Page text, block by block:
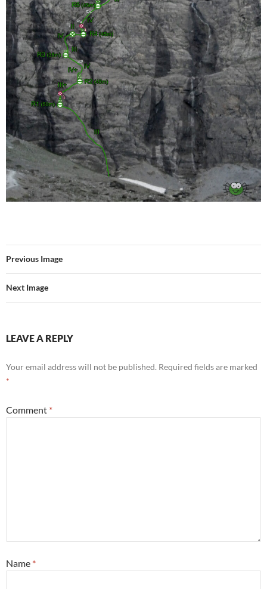
Previous Image
Next Image
LEAVE A REPLY
Your email address will not be published. Required fields are marked
*
Comment *
Name *